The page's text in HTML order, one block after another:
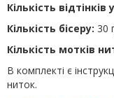
Кількість відтінків
Кількість бісеру: 30
Кількість мотків
В комплекті є
ниток.